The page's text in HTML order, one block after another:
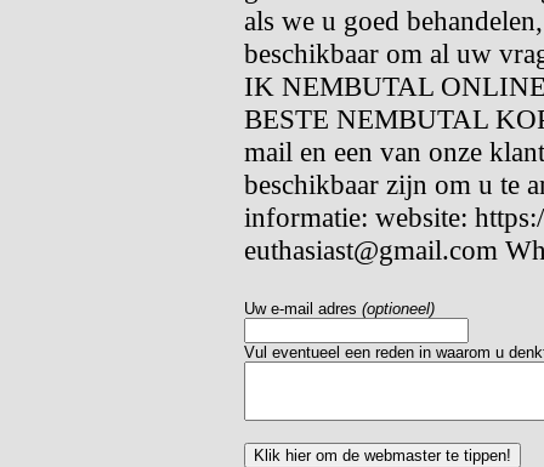
als we u goed
beschikbaar om al uw
IK NEMBUTAL
BESTE NEMBUTAL
mail en een van onze
beschikbaar zijn om u te
informatie: website:
euthasiast@gmail.com
Uw e-mail adres (optioneel)
Vul eventueel een reden in waarom u